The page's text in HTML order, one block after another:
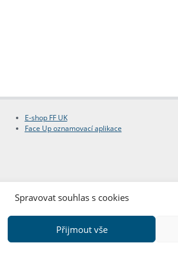
Spravovat souhlas s cookies
Přijmout vše
E-shop FF UK
Face Up oznamovací aplikace